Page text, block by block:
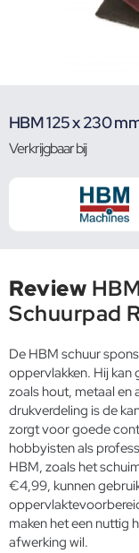
HBM 125 x 230
Verkrijgbaar bij
Review
Schuurpad
De HBM schuur
oppervlakken. Hij
zoals hout, metaal en
drukverdeling is de
zorgt voor goede
hobbyisten als
HBM, zoals het
€4,99, kunnen
maken het een nuttig
afwerking wil.